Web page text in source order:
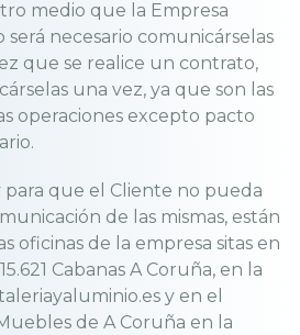
medio que la Empresa
será necesario comunicárselas
que se realice un contrato,
una vez, ya que son las
operaciones excepto pacto
para que el Cliente no pueda
de las mismas, están
oficinas de la empresa sitas en
Cabanas A Coruña, en la
y en el
de A Coruña en la